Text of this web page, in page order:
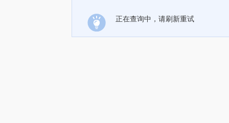
正在查询中，请刷新重试